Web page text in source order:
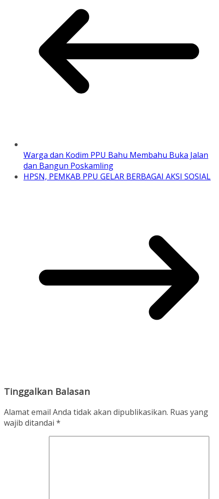
Warga dan Kodim PPU Bahu Membahu Buka Jalan
dan Bangun Poskamling
HPSN, PEMKAB PPU GELAR BERBAGAI AKSI SOSIAL
Tinggalkan Balasan
Alamat email Anda tidak akan dipublikasikan. Ruas yang
wajib ditandai *